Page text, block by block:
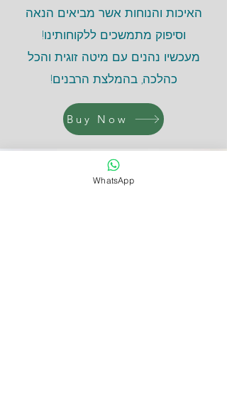
האיכות והנוחות אשר מביאים הנאה
וסיפוק מתמשכים ללקוחותינו!
מעכשיו נהנים עם מיטה זוגית והכל
כהלכה,בהמלצת הרבנים!
Buy Now
WhatsApp